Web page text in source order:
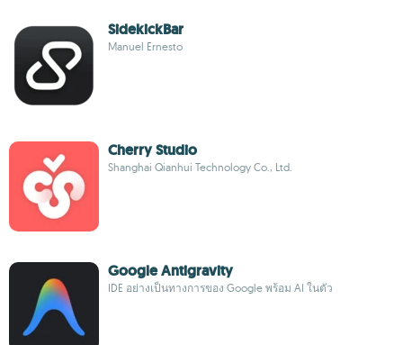
SidekickBar
Manuel Ernesto
Cherry Studio
Shanghai Qianhui Technology Co., Ltd.
Google Antigravity
IDE อย่างเป็นทางการของ Google พร้อม AI ในตัว